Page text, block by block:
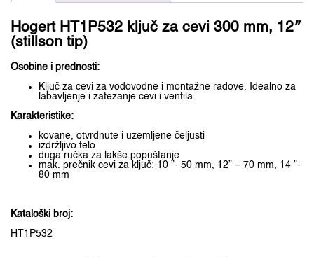
Hogert HT1P532 ključ za cevi 300 mm, 12″
(stillson tip)
Osobine i prednosti:
Ključ za cevi za vodovodne i montažne radove. Idealno za
labavljenje i zatezanje cevi i ventila.
Karakteristike:
kovane, otvrdnute i uzemljene čeljusti
izdržljivo telo
duga ručka za lakše popuštanje
mak. prečnik cevi za ključ: 10 ”- 50 mm, 12” – 70 mm, 14 ”-
80 mm
Kataloški broj:
HT1P532